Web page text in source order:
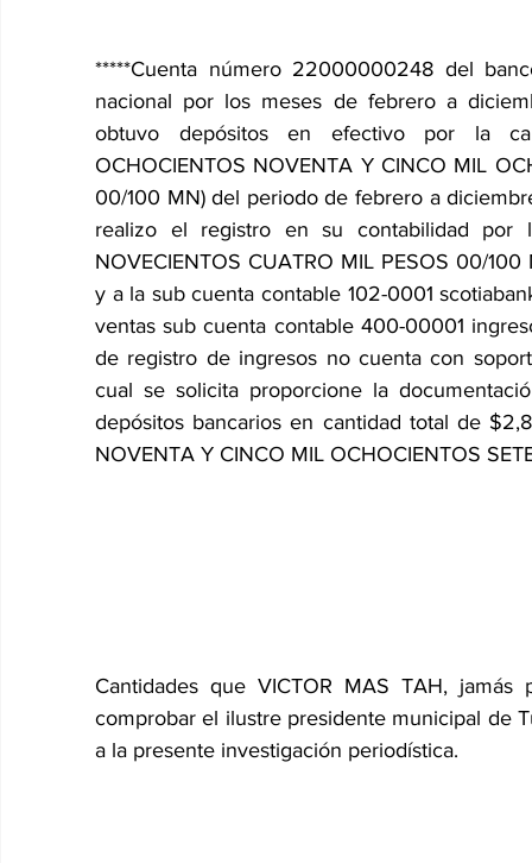
*****Cuenta número 22000000248 del
nacional por los meses de febrero a
obtuvo depósitos en efectivo por la
OCHOCIENTOS NOVENTA Y CINCO MIL
00/100 MN) del periodo de febrero a
realizo el registro en su contabilidad por
NOVECIENTOS CUATRO MIL PESOS 00/
y a la sub cuenta contable 102-0001
ventas sub cuenta contable 400-00001
de registro de ingresos no cuenta con
cual se solicita proporcione la
depósitos bancarios en cantidad total de
NOVENTA Y CINCO MIL OCHOCIENTOS
Cantidades que VICTOR MAS TAH,
comprobar el ilustre presidente municipal de
a la presente investigación periodística.